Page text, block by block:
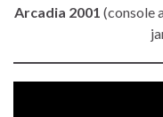
Arcadia 2001 (console